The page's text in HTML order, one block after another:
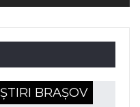
ȘTIRI BRAȘOV